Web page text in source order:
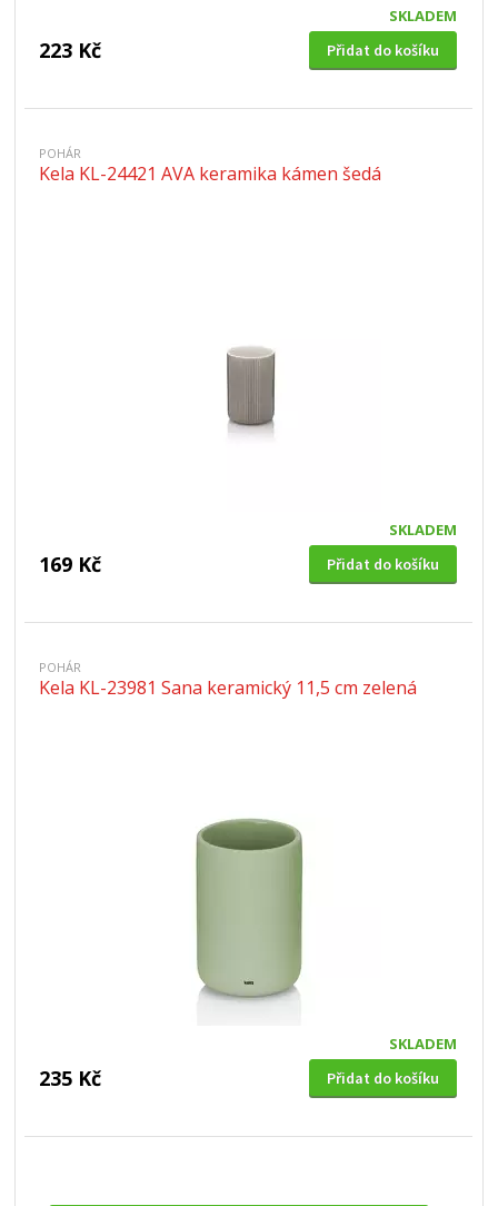
SKLADEM
223 Kč Přidat do košíku
POHÁR
Kela KL-24421 AVA keramika kámen šedá
SKLADEM
169 Kč Přidat do košíku
POHÁR
Kela KL-23981 Sana keramický 11,5 cm zelená
SKLADEM
235 Kč Přidat do košíku